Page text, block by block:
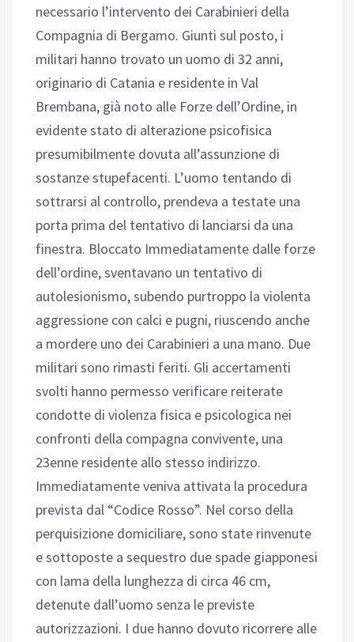
necessario l’intervento dei Carabinieri della
Compagnia di Bergamo. Giunti sul posto, i
militari hanno trovato un uomo di 32 anni,
originario di Catania e residente in Val
Brembana, già noto alle Forze dell’Ordine, in
evidente stato di alterazione psicofisica
presumibilmente dovuta all’assunzione di
sostanze stupefacenti. L’uomo tentando di
sottrarsi al controllo, prendeva a testate una
porta prima del tentativo di lanciarsi da una
finestra. Bloccato Immediatamente dalle forze
dell’ordine, sventavano un tentativo di
autolesionismo, subendo purtroppo la violenta
aggressione con calci e pugni, riuscendo anche
a mordere uno dei Carabinieri a una mano. Due
militari sono rimasti feriti. Gli accertamenti
svolti hanno permesso verificare reiterate
condotte di violenza fisica e psicologica nei
confronti della compagna convivente, una
23enne residente allo stesso indirizzo.
Immediatamente veniva attivata la procedura
prevista dal “Codice Rosso”. Nel corso della
perquisizione domiciliare, sono state rinvenute
e sottoposte a sequestro due spade giapponesi
con lama della lunghezza di circa 46 cm,
detenute dall’uomo senza le previste
autorizzazioni. I due hanno dovuto ricorrere alle